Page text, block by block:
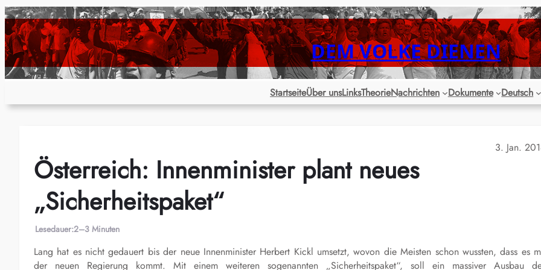
Zum
Inhalt
springen
DEM VOLKE DIENEN
StartseiteÜber unsLinksTheorieNachrichten Dokumente Deutsch
3. Jan.
Österreich: Innenminister plant neues
„Sicherheitspaket“
Lesedauer:2–3 Minuten
Lang hat es nicht gedauert bis der neue Innenminister Herbert Kickl umsetzt, wovon die Meisten schon wussten, dass es
der neuen Regierung kommt. Mit einem weiteren sogenannten „Sicherheitspaket“, soll ein massiver Ausbau